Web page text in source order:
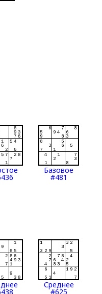
Базовое
#481
Среднее
#625